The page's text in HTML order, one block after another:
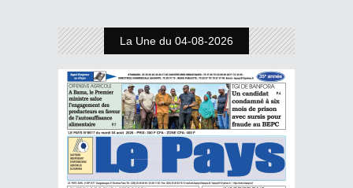
La Une du 04-08-2026